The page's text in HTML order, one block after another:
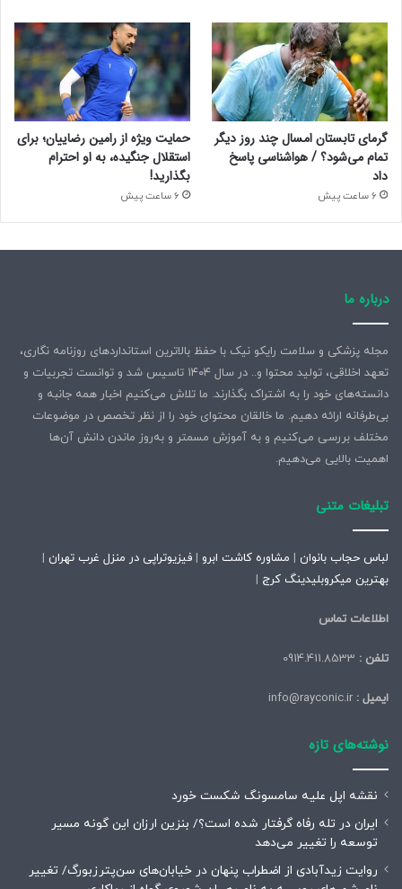
گرمای تابستان امسال چند روز دیگر
تمام می‌شود؟ / هواشناسی پاسخ
داد
6 ساعت پیش
حمایت ویژه از رامین رضاییان؛ برای
استقلال جنگیده، به او احترام
بگذارید!
6 ساعت پیش
درباره ما
مجله پزشکی و سلامت رایکو نیک با حفظ بالاترین استانداردهای روزنامه نگاری،
تعهد اخلاقی، تولید محتوا و.. در سال ۱۴۰۴ تاسیس شد و توانست تجربیات و
دانسته‌های خود را به اشتراک بگذارند. ما تلاش می‌کنیم اخبار همه جانبه و
بی‌طرفانه ارائه دهیم. ما خالقان محتوای خود را از نظر تخصص در موضوعات
مختلف بررسی می‌کنیم و به آموزش مسمتر و به‌روز ماندن دانش آن‌ها
اهمیت بالایی می‌دهیم.
تبلیغات متنی
لباس حجاب بانوان | مشاوره کاشت ابرو | فیزیوتراپی در منزل غرب تهران |
بهترین میکروبلیدینگ کرج |
اطلاعات تماس
تلفن :
ایمیل :
نوشته‌های تازه
نقشه اپل علیه سامسونگ شکست خورد
ایران در تله رفاه گرفتار شده است؟/ بنزین ارزان این گونه مسیر
توسعه را تغییر می‌دهد
روایت زیدآبادی از اضطراب پنهان در خیابان‌های سن‌پترزبورگ/ تغییر